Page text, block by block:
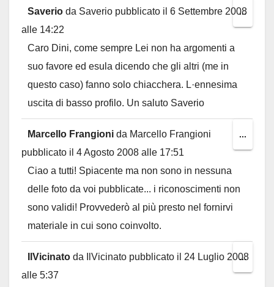
Saverio da Saverio pubblicato il 6 Settembre 2008
alle 14:22
Caro Dini, come sempre Lei non ha argomenti a
suo favore ed esula dicendo che gli altri (me in
questo caso) fanno solo chiacchera. L·ennesima
uscita di basso profilo. Un saluto Saverio
...Toggle
this
Marcello Frangioni da Marcello Frangioni
pubblicato il 4 Agosto 2008 alle 17:51
Ciao a tutti! Spiacente ma non sono in nessuna
delle foto da voi pubblicate... i riconoscimenti non
sono validi! Provvederò al più presto nel fornirvi
materiale in cui sono coinvolto.
...
this
IlVicinato da IlVicinato pubblicato il 24 Luglio 2008
alle 5:37
...Toggle
this